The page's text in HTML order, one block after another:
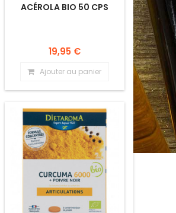
ACÉROLA BIO 50 CPS
19,95 €
Ajouter au panier